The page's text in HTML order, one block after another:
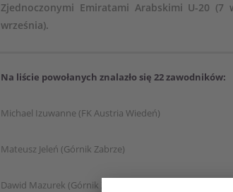
Zjednoczonymi Emiratami Arabskimi U-20 (7
września).
Na liście powołanych znalazło się 22 zawodników:
Michael Izuwanne (FK Austria Wiedeń)
Mateusz Jeleń (Górnik Zabrze)
Dawid Mazurek (Górnik Zabrze)